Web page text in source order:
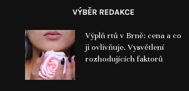
VÝBĚR REDAKCE
Výplň rtů v Brně: cena a co
ji ovlivňuje. Vysvětlení
rozhodujících faktorů